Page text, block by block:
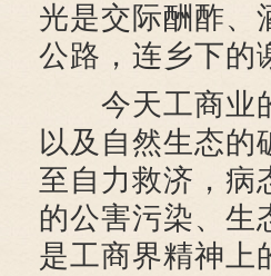
光是交际酬酢、
公路，连乡下的
今天工商业的
以及自然生态的
至自力救济，病
的公害污染、生
是工商界精神上